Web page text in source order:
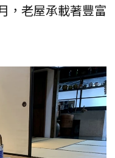
，老屋承載著豐富